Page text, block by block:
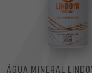
ÁGUA MINERAL